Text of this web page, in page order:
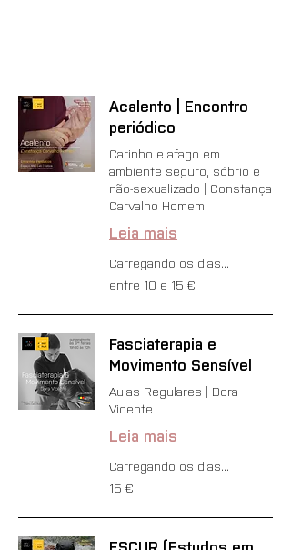
Acalento | Encontro
periódico
Carinho e afago em
ambiente seguro, sóbrio e
não-sexualizado | Constança
Carvalho Homem
Leia mais
Carregando os dias...
10
€
entre 10 e 15 €
Fasciaterapia e
Movimento Sensível
Aulas Regulares | Dora
Vicente
Leia mais
Carregando os dias...
euros
15 €